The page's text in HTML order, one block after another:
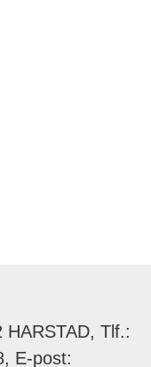
Tlf.:
E-post: